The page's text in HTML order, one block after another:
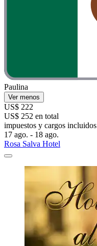
Paulina
Ver menos
US$ 222
US$ 252 en total
impuestos y cargos incluidos
17 ago. - 18 ago.
Rosa Salva Hotel